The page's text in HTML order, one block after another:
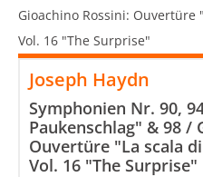
Joseph Haydn
Symphonien Nr. 90,
Paukenschlag" & 98 /
Ouvertüre "La scala
Vol. 16 "The Surprise"